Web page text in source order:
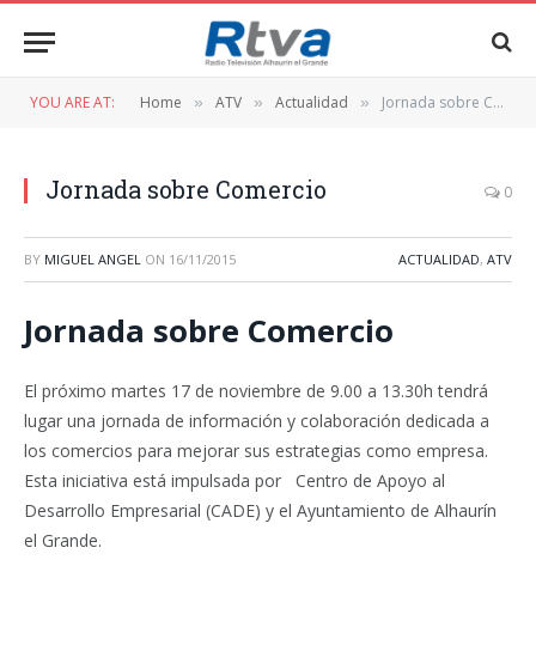
YOU ARE AT: Home » ATV » Actualidad » Jornada sobre Comercio
Jornada sobre Comercio 0
BY MIGUEL ANGEL ON 16/11/2015 ACTUALIDAD, ATV
Jornada sobre Comercio
El próximo martes 17 de noviembre de 9.00 a 13.30h tendrá
lugar una jornada de información y colaboración dedicada a
los comercios para mejorar sus estrategias como empresa.
Esta iniciativa está impulsada por Centro de Apoyo al
Desarrollo Empresarial (CADE) y el Ayuntamiento de Alhaurín
el Grande.